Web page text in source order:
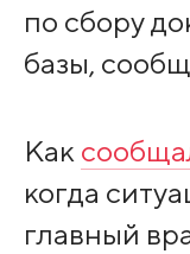
по сбору
базы,
Как
когда
главный